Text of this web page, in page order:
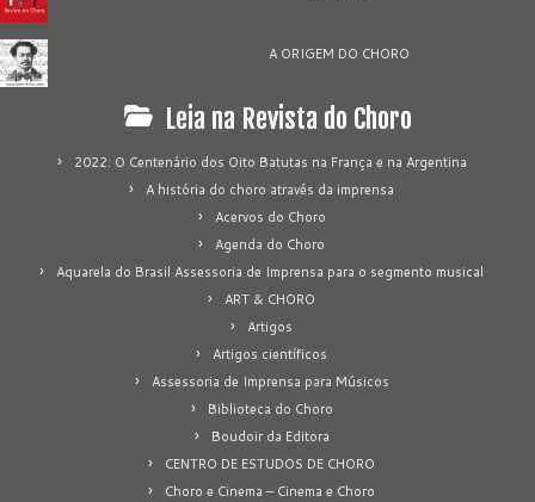
A ORIGEM DO CHORO
Leia na Revista do Choro
2022: O Centenário dos Oito Batutas na França e na Argentina
A história do choro através da imprensa
Acervos do Choro
Agenda do Choro
Aquarela do Brasil Assessoria de Imprensa para o segmento musical
ART & CHORO
Artigos
Artigos científicos
Assessoria de Imprensa para Músicos
Biblioteca do Choro
Boudoir da Editora
CENTRO DE ESTUDOS DE CHORO
Choro e Cinema – Cinema e Choro